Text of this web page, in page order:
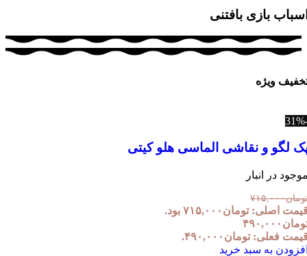
بازی بافتنی
ویژه
-
لگو و نقاشی الماسی هلو کیتی
در انبار
۷۱۵,۰۰۰
اصلی: تومان۷۱۵,۰۰۰ بود.
۴۹۰,۰۰۰
فعلی: تومان۴۹۰,۰۰۰.
به سبد خرید